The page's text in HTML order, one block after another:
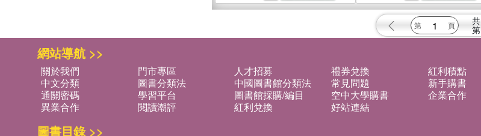
共
第
網站導航 >>
關於我們 門市專區 人才招募 禮券兌換
紅利積點
中文分類
圖書分類法 中國圖書館分類法 常見問題
新手購書
通關密碼
學習平台 圖書館採購/編目 空中大學購書
企業合作
異業合作
閱讀潮評 紅利兌換 好站連結
圖書目錄 >>